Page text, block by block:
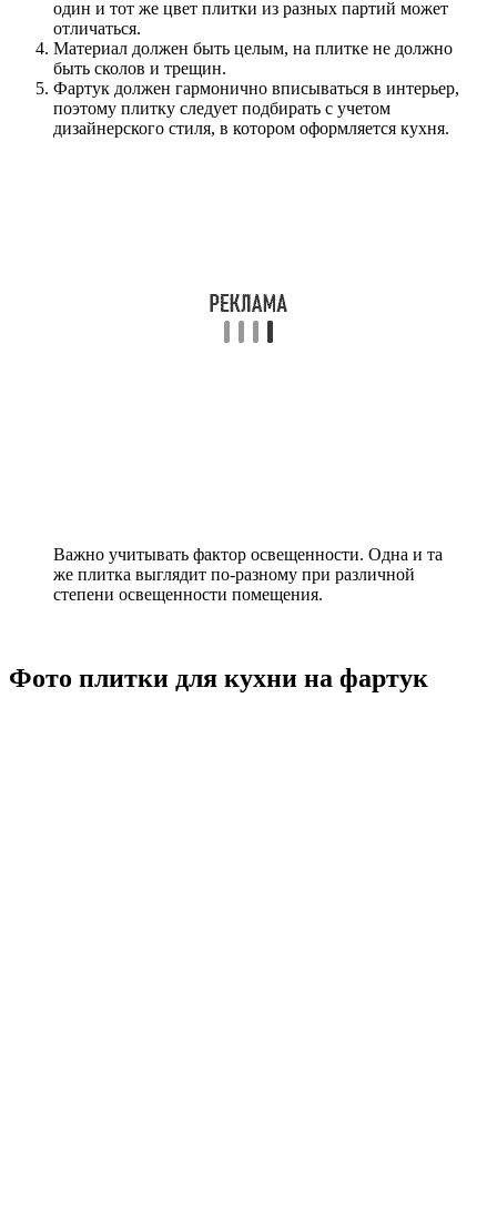
один и тот же цвет плитки из разных партий может
отличаться.
Материал должен быть целым, на плитке не должно
быть сколов и трещин.
Фартук должен гармонично вписываться в интерьер,
поэтому плитку следует подбирать с учетом
дизайнерского стиля, в котором оформляется кухня.
Важно учитывать фактор освещенности. Одна и та
же плитка выглядит по-разному при различной
степени освещенности помещения.
Фото плитки для кухни на фартук